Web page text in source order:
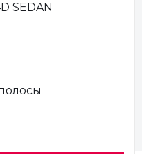
SEDAN